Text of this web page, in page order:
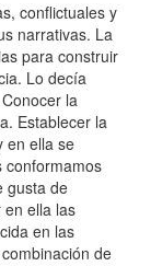
conflictuales y
narrativas. La
para construir
Lo decía
la
Establecer la
en ella se
conformamos
gusta de
ella las
en las
de